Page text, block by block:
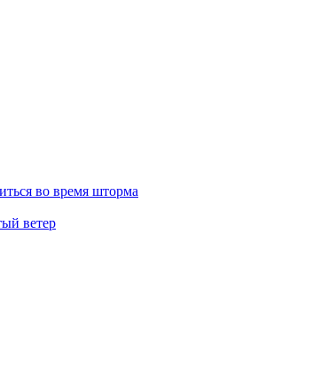
во время шторма
ветер